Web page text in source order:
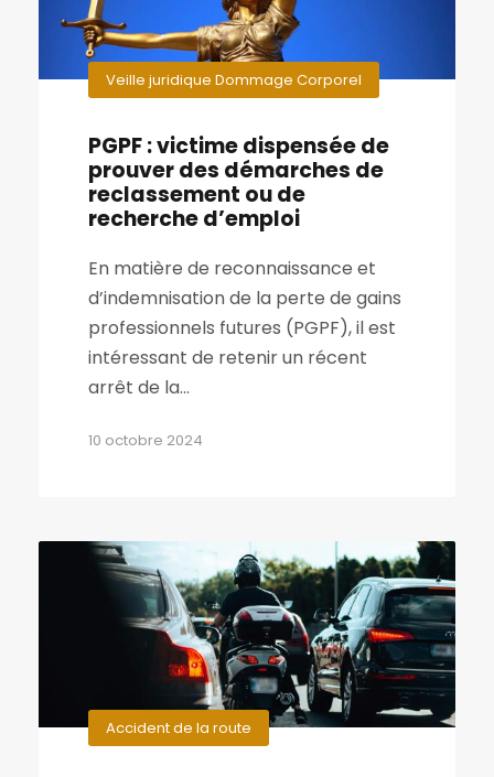
Veille juridique Dommage Corporel
PGPF : victime dispensée de
prouver des démarches de
reclassement ou de
recherche d’emploi
En matière de reconnaissance et
d’indemnisation de la perte de gains
professionnels futures (PGPF), il est
intéressant de retenir un récent
arrêt de la...
10 octobre 2024
Accident de la route